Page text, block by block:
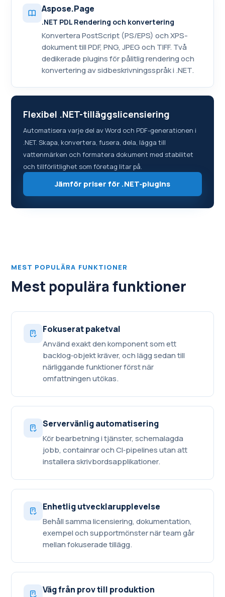
Aspose.Page
.NET PDL Rendering och konvertering
Konvertera PostScript (PS/EPS) och XPS-
dokument till PDF, PNG, JPEG och TIFF. Två
dedikerade plugins för pålitlig rendering och
konvertering av sidbeskrivningsspråk i .NET.
Flexibel .NET-tilläggslicensiering
Automatisera varje del av Word och PDF-generationen i
.NET. Skapa, konvertera, fusera, dela, lägga till
vattenmärken och formatera dokument med stabilitet
och tillförlitlighet som företag litar på.
Jämför priser för .NET‑plugins
MEST POPULÄRA FUNKTIONER
Mest populära funktioner
Fokuserat paketval
Använd exakt den komponent som ett
backlog‑objekt kräver, och lägg sedan till
närliggande funktioner först när
omfattningen utökas.
Servervänlig automatisering
Kör bearbetning i tjänster, schemalagda
jobb, containrar och CI‑pipelines utan att
installera skrivbordsapplikationer.
Enhetlig utvecklarupplevelse
Behåll samma licensiering, dokumentation,
exempel och supportmönster när team går
mellan fokuserade tillägg.
Väg från prov till produktion